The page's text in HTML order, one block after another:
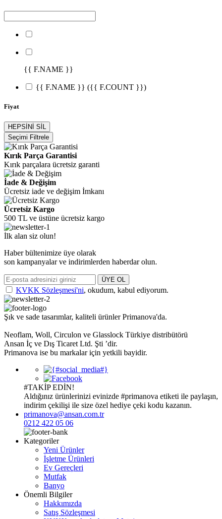
{{ F.NAME }}
{{ F.NAME }} ({{ F.COUNT }})
Fiyat
HEPSİNİ SİL
Seçimi Filtrele
Kırık Parça Garantisi
Kırık parçalara ücretsiz garanti
İade & Değişim
Ücretsiz iade ve değişim İmkanı
Ücretsiz Kargo
500 TL ve üstüne ücretsiz kargo
İlk alan siz olun!
Haber bültenimize üye olarak
son kampanyalar ve indirimlerden haberdar olun.
ÜYE OL
KVKK Sözleşmesi'ni, okudum, kabul ediyorum.
Şık ve sade tasarımlar, kaliteli ürünler Primanova'da.
Neoflam, Woll, Circulon ve Glasslock Türkiye distribütörü
Ansan İç ve Dış Ticaret Ltd. Şti ’dir.
Primanova ise bu markalar için yetkili bayidir.
#TAKİP EDİN!
Aldığınız ürünlerinizi evinizde #primanova etiketi ile paylaşın,
indirim çekilişi ile size özel hediye çeki kodu kazanın.
primanova@ansan.com.tr
0212 422 05 06
Kategoriler
Yeni Ürünler
İşletme Ürünleri
Ev Gereçleri
Mutfak
Banyo
Önemli Bilgiler
Hakkımızda
Satış Sözleşmesi